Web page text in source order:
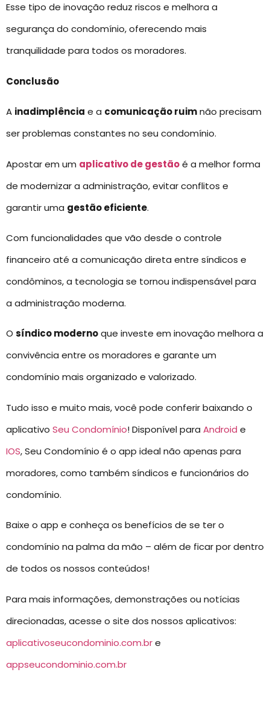
Esse tipo de inovação reduz riscos e melhora a
segurança do condomínio, oferecendo mais
tranquilidade para todos os moradores.
Conclusão
A inadimplência e a comunicação ruimnão precisam
ser problemas constantes no seu condomínio.
Apostar em um aplicativo de gestãoé a melhor forma
de modernizar a administração, evitar conflitos e
garantir uma gestão eficiente.
Com funcionalidades que vão desde o controle
financeiro até a comunicação direta entre síndicos e
condôminos, a tecnologia se tornou indispensável para
a administração moderna.
O síndico modernoque investe em inovação melhora a
convivência entre os moradores e garante um
condomínio mais organizado e valorizado.
Tudo isso e muito mais, você pode conferir baixando o
aplicativo Seu Condomínio! Disponível para Android e
IOS, Seu Condomínio é o app ideal não apenas para
moradores, como também síndicos e funcionários do
condomínio.
Baixe o app e conheça os benefícios de se ter o
condomínio na palma da mão – além de ficar por dentro
de todos os nossos conteúdos!
Para mais informações, demonstrações ou notícias
direcionadas, acesse o site dos nossos aplicativos:
aplicativoseucondominio.com.bre
appseucondominio.com.br